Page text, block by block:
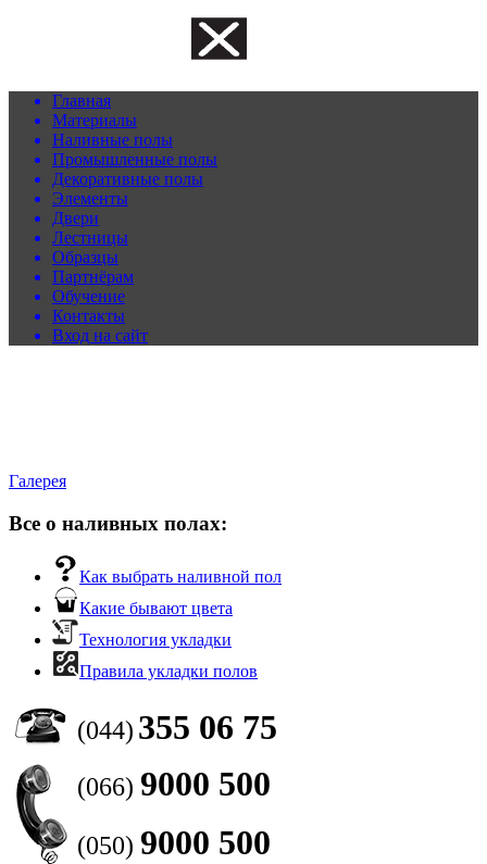
Главная
Материалы
Наливные полы
Промышленные полы
Декоративные полы
Элементы
Двери
Лестницы
Образцы
Партнёрам
Обучение
Контакты
Вход на сайт
Галерея
Все о наливных полах:
Как выбрать наливной пол
Какие бывают цвета
Технология укладки
Правила укладки полов
(044) 355 06 75
(066) 9000 500
(050) 9000 500